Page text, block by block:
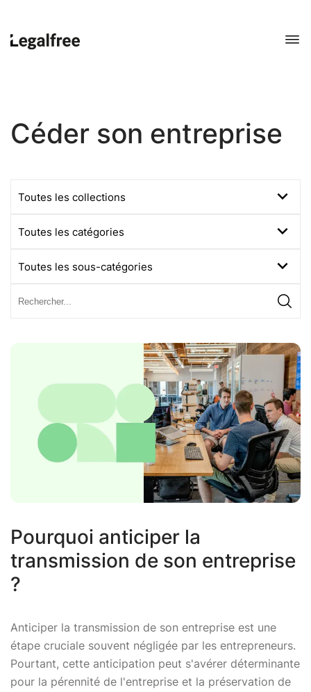
Céder son entreprise
Pourquoi anticiper la
transmission de son entreprise
?
Anticiper la transmission de son entreprise est une
étape cruciale souvent négligée par les entrepreneurs.
Pourtant, cette anticipation peut s'avérer déterminante
pour la pérennité de l'entreprise et la préservation de